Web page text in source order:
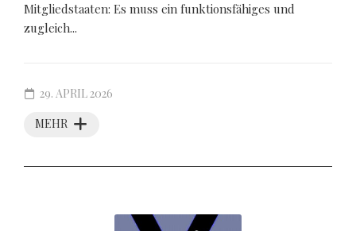
Mitgliedstaaten: Es muss ein funktionsfähiges und
zugleich...
MEHR
29. APRIL 2026